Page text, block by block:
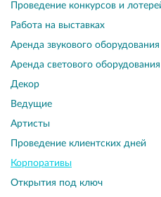
Проведение конкурсов и
Работа на выставках
Аренда звукового оборудования
Аренда светового оборудования
Декор
Ведущие
Артисты
Проведение клиентских дней
Корпоративы
Открытия под ключ